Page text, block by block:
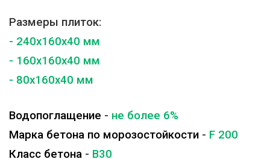
Размеры плиток:
- 240x160x40 мм
- 160x160x40 мм
- 80x160x40 мм
Водопоглащение - не более 6%
Марка бетона по морозостойкости - F 200
Класс бетона - B30